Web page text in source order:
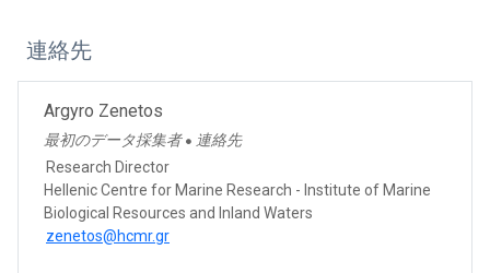
連絡先
Argyro Zenetos
最初のデータ採集者 ● 連絡先
Research Director
Hellenic Centre for Marine Research - Institute of Marine
Biological Resources and Inland Waters
zenetos@hcmr.gr